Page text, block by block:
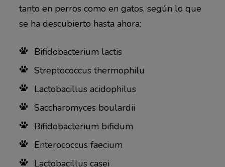
tanto en perros como en gatos, según lo que
se ha descubierto hasta ahora:
Bifidobacterium lactis
Streptococcus thermophilu
Lactobacillus acidophilus
Saccharomyces boulardii
Bifidobacterium bifidum
Enterococcus faecium
Lactobacillus casei